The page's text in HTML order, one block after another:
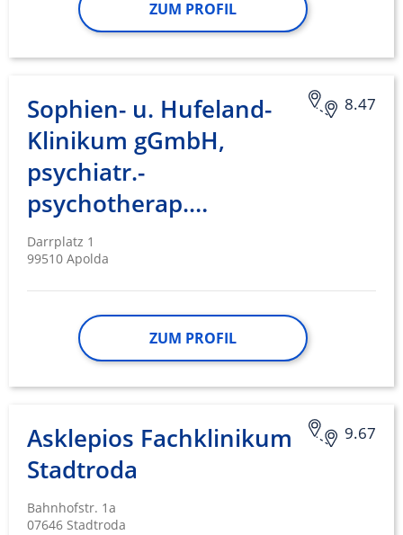
ZUM PROFIL
8.47
Sophien- u. Hufeland-
Klinikum gGmbH,
psychiatr.-
psychotherap.…
Darrplatz 1
99510 Apolda
ZUM PROFIL
9.67
Asklepios Fachklinikum
Stadtroda
Bahnhofstr. 1a
07646 Stadtroda